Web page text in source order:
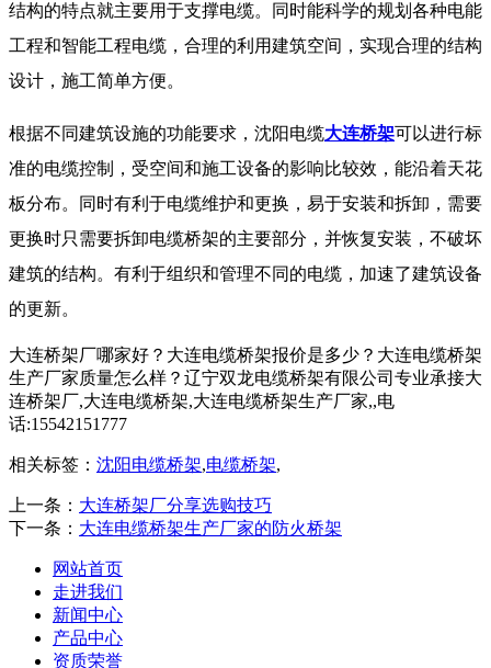
结构的特点就主要用于支撑电缆。同时能科学的规划各种电能
工程和智能工程电缆，合理的利用建筑空间，实现合理的结构
设计，施工简单方便。
根据不同建筑设施的功能要求，沈阳电缆大连桥架可以进行标
准的电缆控制，受空间和施工设备的影响比较效，能沿着天花
板分布。同时有利于电缆维护和更换，易于安装和拆卸，需要
更换时只需要拆卸电缆桥架的主要部分，并恢复安装，不破坏
建筑的结构。有利于组织和管理不同的电缆，加速了建筑设备
的更新。
大连桥架厂哪家好？大连电缆桥架报价是多少？大连电缆桥架
生产厂家质量怎么样？辽宁双龙电缆桥架有限公司专业承接大
连桥架厂,大连电缆桥架,大连电缆桥架生产厂家,,电
话:15542151777
相关标签： 沈阳电缆桥架,电缆桥架,
上一条： 大连桥架厂分享选购技巧
下一条： 大连电缆桥架生产厂家的防火桥架
网站首页
走进我们
新闻中心
产品中心
资质荣誉